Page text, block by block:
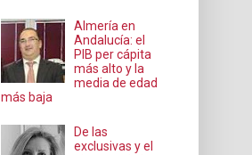
Almería en
Andalucía: el
PIB per cápita
más alto y la
media de edad
más baja
De las
exclusivas y el